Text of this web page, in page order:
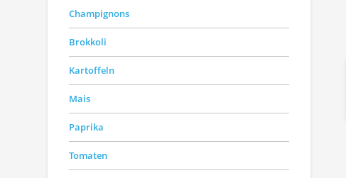
Champignons
Brokkoli
Kartoffeln
Mais
Paprika
Tomaten